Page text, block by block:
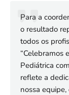
Para a
o resultado
todos os
“Celebramos
Pediátrica
reflete a
nossa